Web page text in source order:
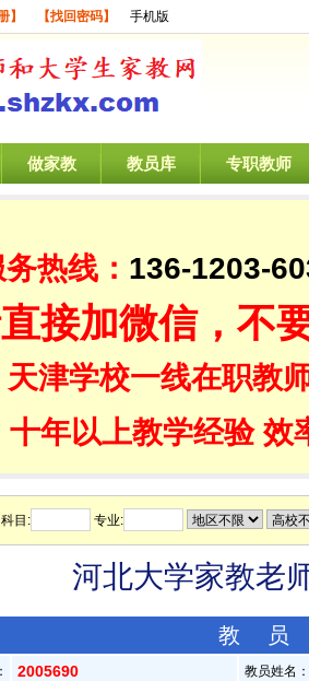
】 【找回密码】 手机版
做家教 教员库 专职教师
热线： 136-1203-
接加微信，不
天津学校一线在职教
十年以上教学经验 效
科目: 专业:
河北大学家教老
教
2005690 教员姓名